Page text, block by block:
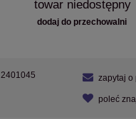
towar niedostępny
dodaj do przechowalni
2401045 zapytaj o
poleć